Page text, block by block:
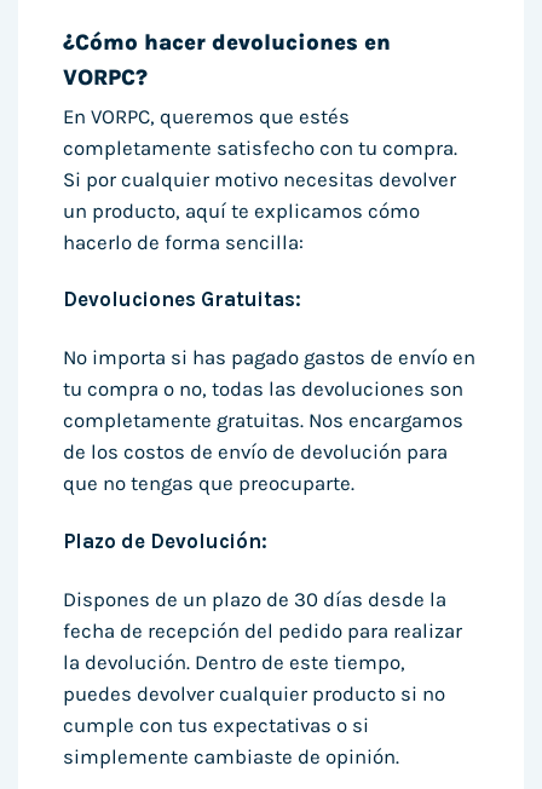
¿Cómo hacer devoluciones en
VORPC?
En VORPC, queremos que estés
completamente satisfecho con tu compra.
Si por cualquier motivo necesitas devolver
un producto, aquí te explicamos cómo
hacerlo de forma sencilla:
Devoluciones Gratuitas:
No importa si has pagado gastos de envío en
tu compra o no, todas las devoluciones son
completamente gratuitas. Nos encargamos
de los costos de envío de devolución para
que no tengas que preocuparte.
Plazo de Devolución:
Dispones de un plazo de 30 días desde la
fecha de recepción del pedido para realizar
la devolución. Dentro de este tiempo,
puedes devolver cualquier producto si no
cumple con tus expectativas o si
simplemente cambiaste de opinión.